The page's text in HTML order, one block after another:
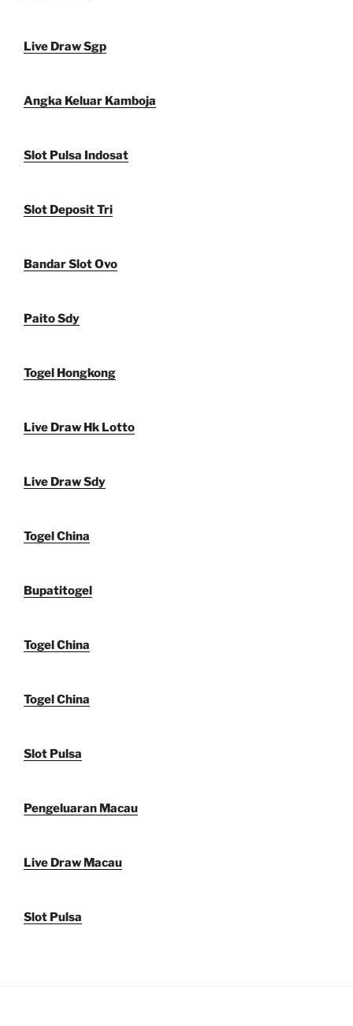
Live Draw Sgp
Angka Keluar Kamboja
Slot Pulsa Indosat
Slot Deposit Tri
Bandar Slot Ovo
Paito Sdy
Togel Hongkong
Live Draw Hk Lotto
Live Draw Sdy
Togel China
Bupatitogel
Togel China
Togel China
Slot Pulsa
Pengeluaran Macau
Live Draw Macau
Slot Pulsa